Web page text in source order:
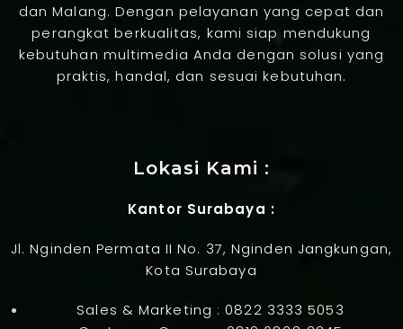
dan Malang. Dengan pelayanan yang cepat dan
perangkat berkualitas, kami siap mendukung
kebutuhan multimedia Anda dengan solusi yang
praktis, handal, dan sesuai kebutuhan.
Lokasi Kami :
Kantor Surabaya :
Jl. Nginden Permata II No. 37, Nginden Jangkungan,
Kota Surabaya
Sales & Marketing :0822 3333 5053